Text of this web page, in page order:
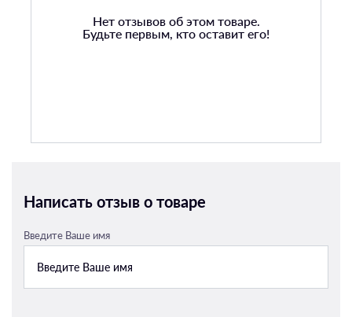
Нет отзывов об этом товаре.
Будьте первым, кто оставит его!
Написать отзыв о товаре
Введите Ваше имя